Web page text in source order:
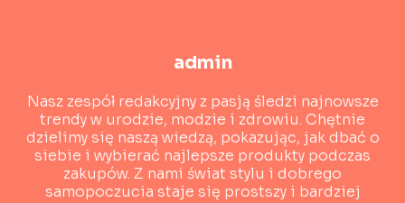
admin
Nasz zespół redakcyjny z pasją śledzi najnowsze
trendy w urodzie, modzie i zdrowiu. Chętnie
dzielimy się naszą wiedzą, pokazując, jak dbać o
siebie i wybierać najlepsze produkty podczas
zakupów. Z nami świat stylu i dobrego
samopoczucia staje się prostszy i bardziej